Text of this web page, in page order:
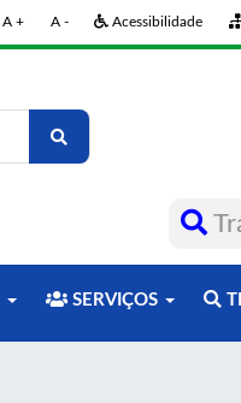
A + A - Acessibilidade
SERVIÇOS